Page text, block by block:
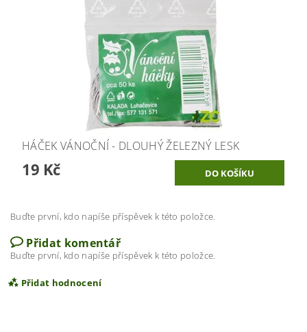
HÁČEK VÁNOČNÍ - DLOUHÝ ŽELEZNÝ LESK
19 Kč
Buďte první, kdo napíše příspěvek k této položce.
Přidat komentář
Buďte první, kdo napíše příspěvek k této položce.
Přidat hodnocení